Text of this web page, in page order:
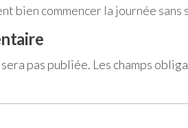
bien commencer la journée sans
pas publiée. Les champs